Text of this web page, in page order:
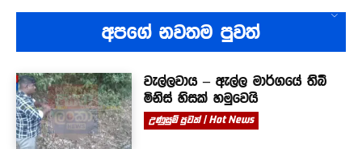
අපගේ නවතම පුවත්
වැල්ලවාය – ඇල්ල මාර්ගයේ තිබී
මිනිස් හිසක් හමුවෙයි
උණුසුම් පුවත් | Hot News